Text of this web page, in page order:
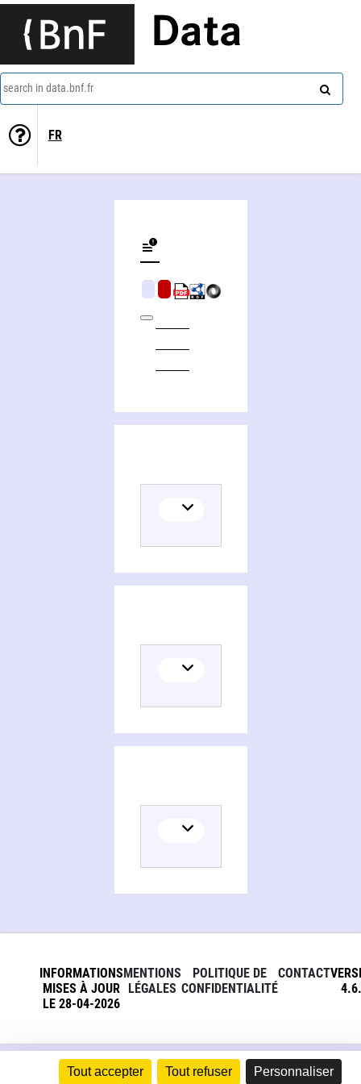
Tout accepter Tout refuser Personnaliser
Data
search in data.bnf.fr
FR
INFORMATIONS
MISES À JOUR
LE 28-04-2026
MENTIONS
LÉGALES
POLITIQUE DE
CONFIDENTIALITÉ
CONTACT